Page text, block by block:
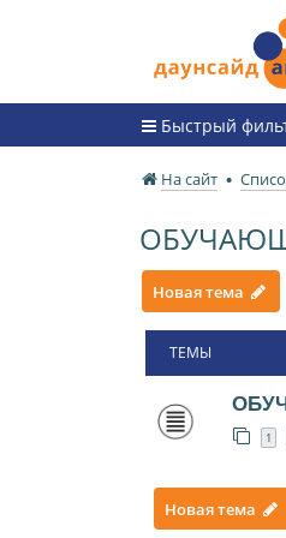
Быстрый
На сайт
Новая тема
ТЕМЫ
1
Новая тема